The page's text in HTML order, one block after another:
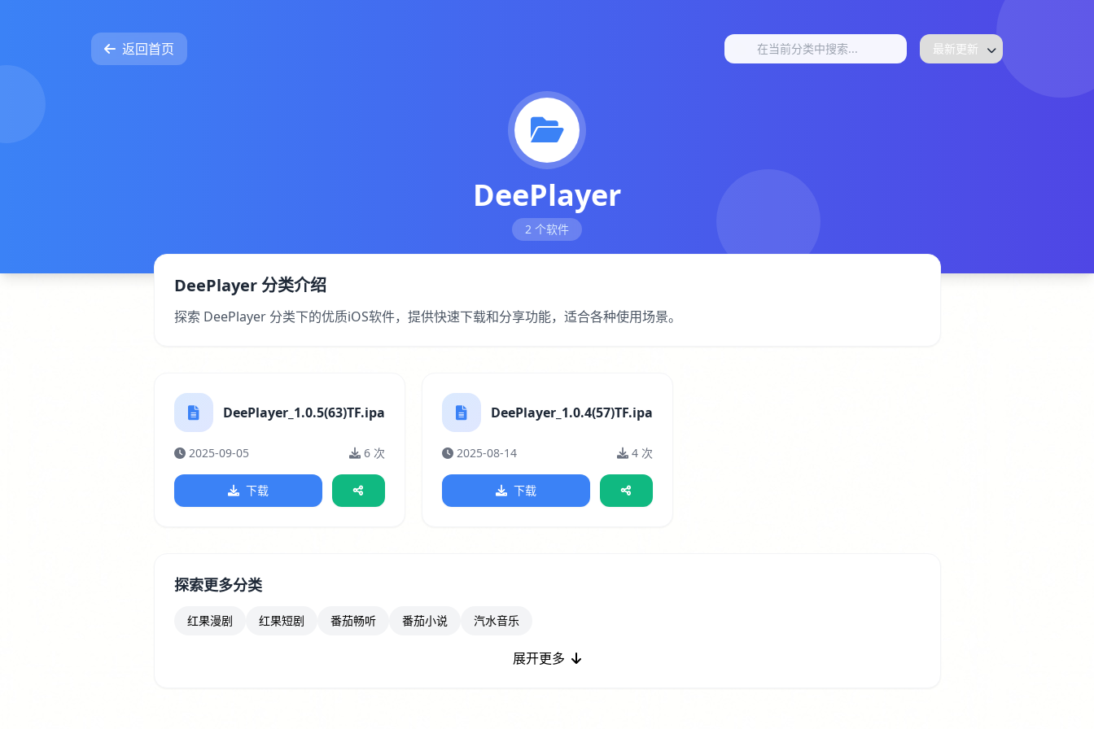
返回首页
DeePlayer
2 个软件
DeePlayer 分类介绍
探索 DeePlayer 分类下的优质iOS软件，提供快速下载和分享功能，适合各种使用场景。
DeePlayer_1.0.5(63)TF.ipa
2025-09-05 6 次
下载
DeePlayer_1.0.4(57)TF.ipa
2025-08-14 4 次
下载
探索更多分类
红果漫剧 红果短剧 番茄畅听 番茄小说 汽水音乐
展开更多